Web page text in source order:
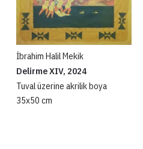
İbrahim Halil Mekik
Delirme XIV, 2024
Tuval üzerine akrilik boya
35x50 cm